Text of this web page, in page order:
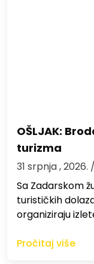
OŠLJAK:
turizma
31 srpnja , 2026.
Sa Zadarskom
turističkih
organiziraju
Pročitaj više